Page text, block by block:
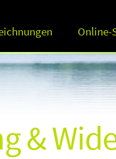
Online-
&